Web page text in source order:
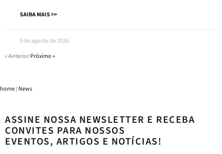
SAIBA MAIS >>
5 de agosto de 2026
« AnteriorPróximo »
home| News
ASSINE NOSSA NEWSLETTER E RECEBA
CONVITES PARA NOSSOS
EVENTOS, ARTIGOS E NOTÍCIAS!